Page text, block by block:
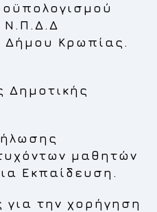
Ν.Π.Δ.Δ
Κρωπίας.
Δημοτικής
μαθητών
Εκπαίδευση.
την χορήγηση